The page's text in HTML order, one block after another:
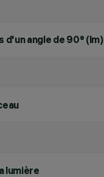
d'un angle de 90° (lm)
lumière